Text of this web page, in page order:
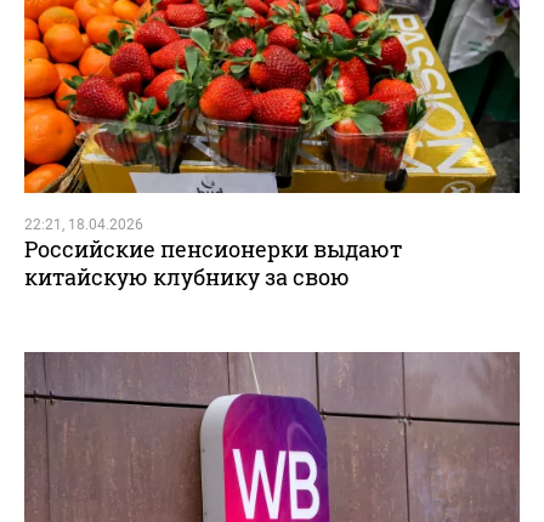
22:21, 18.04.2026
Российские пенсионерки выдают
китайскую клубнику за свою